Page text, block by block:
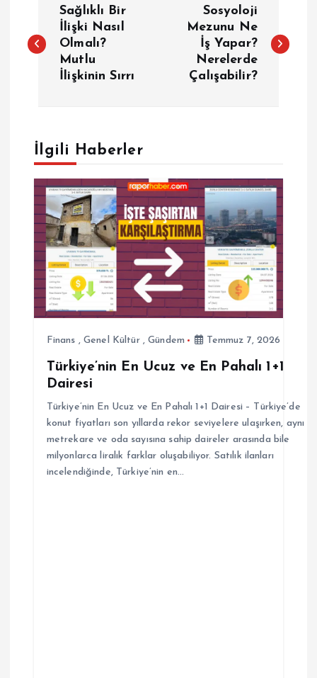
a
g
e
z
n
m
Sağlıklı Bir
İlişki Nasıl
Olmalı?
Mutlu
İlişkinin Sırrı
Sosyoloji
Mezunu Ne
İş Yapar?
Nerelerde
Çalışabilir?
İlgili Haberler
Finans ,Genel Kültür,Gündem Temmuz 7, 2026
Türkiye’nin En Ucuz ve En Pahalı 1+1
Dairesi
Türkiye’nin En Ucuz ve En Pahalı 1+1 Dairesi – Türkiye’de
konut fiyatları son yıllarda rekor seviyelere ulaşırken, aynı
metrekare ve oda sayısına sahip daireler arasında bile
milyonlarca liralık farklar oluşabiliyor. Satılık ilanları
incelendiğinde, Türkiye’nin en…